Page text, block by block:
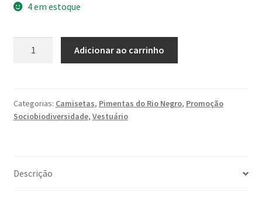
4 em estoque
do
Rio
Adicionar ao carrinho
Categorias: Camisetas, Pimentas do Rio Negro, Promoção
Sociobiodiversidade, Vestuário
Descrição